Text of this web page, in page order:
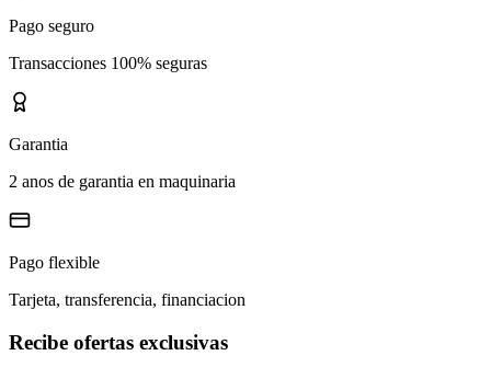
Pago seguro
Transacciones 100% seguras
Garantia
2 anos de garantia en maquinaria
Pago flexible
Tarjeta, transferencia, financiacion
Recibe ofertas exclusivas